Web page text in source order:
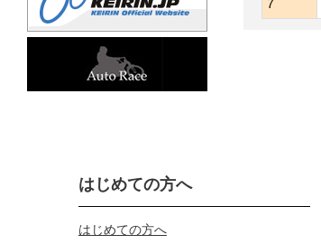
7
はじめての方へ
はじめての方へ